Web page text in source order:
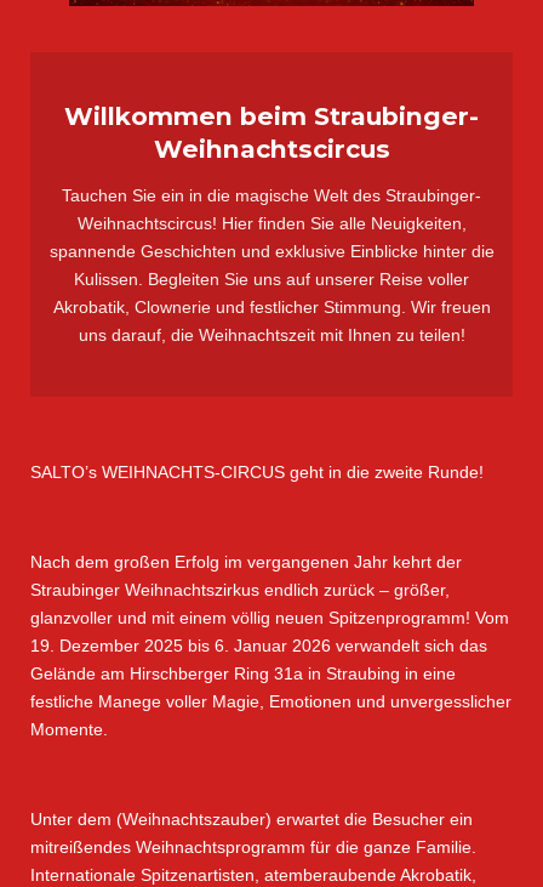
Willkommen beim Straubinger-
Weihnachtscircus
Tauchen Sie ein in die magische Welt des Straubinger-
Weihnachtscircus! Hier finden Sie alle Neuigkeiten,
spannende Geschichten und exklusive Einblicke hinter die
Kulissen. Begleiten Sie uns auf unserer Reise voller
Akrobatik, Clownerie und festlicher Stimmung. Wir freuen
uns darauf, die Weihnachtszeit mit Ihnen zu teilen!
SALTO’s WEIHNACHTS-CIRCUS geht in die zweite Runde!
Nach dem großen Erfolg im vergangenen Jahr kehrt der
Straubinger Weihnachtszirkus endlich zurück – größer,
glanzvoller und mit einem völlig neuen Spitzenprogramm! Vom
19. Dezember 2025 bis 6. Januar 2026 verwandelt sich das
Gelände am Hirschberger Ring 31a in Straubing in eine
festliche Manege voller Magie, Emotionen und unvergesslicher
Momente.
Unter dem (Weihnachtszauber) erwartet die Besucher ein
mitreißendes Weihnachtsprogramm für die ganze Familie.
Internationale Spitzenartisten, atemberaubende Akrobatik,